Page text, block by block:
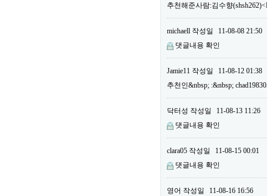
추천해준사람:김수향
michaell 작성일
11-08-08 21:50
댓글내용 확인
Jamie11 작성일
11-08-12 01:38
추천인&nbsp; :&nbsp;
닥터성 작성일
11-08-13 11:26
댓글내용 확인
clara05 작성일
11-08-15 00:01
댓글내용 확인
영어 작성일 11-08-16 16:56